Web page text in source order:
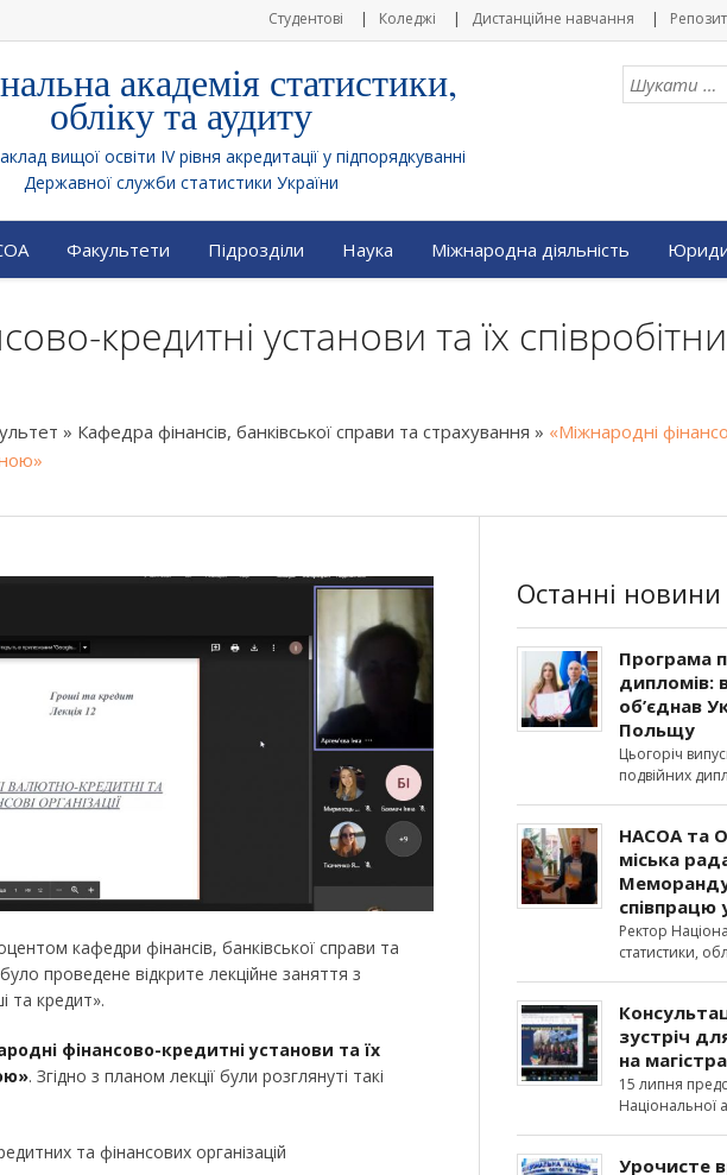
Студентові Коледжі Дистанційне навчання
академія статистики,
обліку та аудиту
вищої освіти IV рівня акредитації у підпорядкуванні
Державної служби статистики України
Факультети Підрозділи Наука Міжнародна діяльність
кредитні установи та їх
» Кафедра фінансів, банківської справи та страхування » «Міжнародні
кафедри фінансів, банківської справи та
проведене відкрите лекційне заняття з
та кредит».
фінансово-кредитні установи та їх
. Згідно з планом лекції були розглянуті такі
та фінансових організацій
Останні новини
Програма
дипломів:
об’єднав
Польщу
Цьогоріч
подвійних
НАСОА та
міська
співпрацю
Ректор
статистики,
зустріч
на
15 липня
Національної
Урочисте